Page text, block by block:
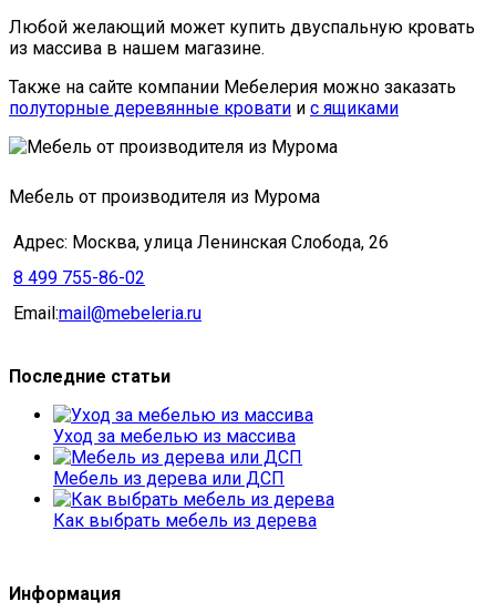
Любой желающий может купить двуспальную кровать
из массива в нашем магазине.
Также на сайте компании Мебелерия можно заказать
полуторные деревянные кровати и с ящиками
Мебель от производителя из Мурома
Адрес: Москва, улица Ленинская Слобода, 26
8 499 755-86-02
Email:mail@mebeleria.ru
Последние статьи
Уход за мебелью из массива
Мебель из дерева или ДСП
Как выбрать мебель из дерева
Информация